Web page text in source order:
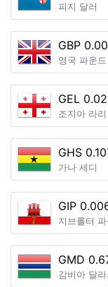
피지 달러
GBP
영국 파운드
GEL
조지아 라리
GHS
가나 세디
GIP
지브롤터
GMD
감비아 달라